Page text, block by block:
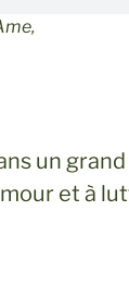
,
un
et à